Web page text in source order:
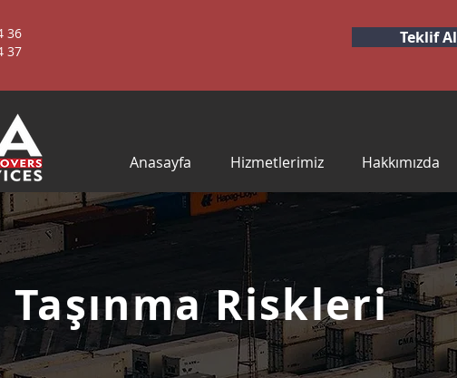
36
37
Teklif Al
Taşınma Riskleri
Anasayfa Hizmetlerimiz Hakkımızda